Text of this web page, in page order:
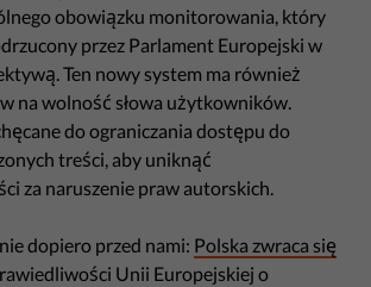
obowiązku monitorowania, który
przez Parlament Europejski w
Ten nowy system ma również
na wolność słowa użytkowników.
do ograniczania dostępu do
treści, aby uniknąć
za naruszenie praw autorskich.
dopiero przed nami: Polska zwraca się
Unii Europejskiej o